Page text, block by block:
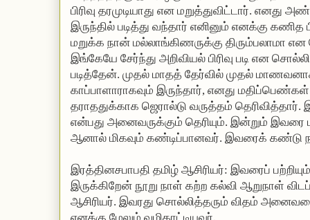
பிரிவு தரமுடியாது என மறுத்துவிட்டார்.
இருந்தில் படித்து வந்தார் எனினும் எனக்கு கணித
மறுக்க நான் மல்லாங்கிணருக்கு திரும்பலாமா
இங்கேயே சேர்ந்து அறிவியல் பிரிவு படி என
படித்தேன். முதல் மாதத் தேர்வில் முதல்
காப்பாளாராகவும் இருந்தார், எனது மதிப்பெண்கள்
தராததுக்காக ஜெரால்டு வருத்தம் தெரிவித்தார்.
என்பது அனைவருக்கும் தெரியும். இன்றும்
ஆனால் மிகவும் கண்டிப்பானவர். இவரைக் கண்டு
இரத்தினசபாபதி தமிழ் ஆசிரியர்: இவரைப் பற்றியும்
இருக்கிறேன் நூறு நாள் கற்ற கல்வி ஆறுநாள்
ஆசிரியர். இவரது சொல்லித்தரும் விதம்